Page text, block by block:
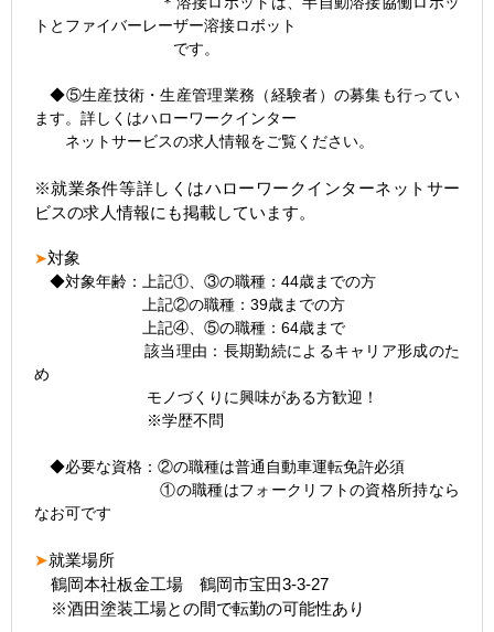
トとファイバーレーザー溶接ロボット
です。
◆⑤生産技術・生産管理業務（経験者）の募集も行ってい
ます。詳しくはハローワークインター
ネットサービスの求人情報をご覧ください。
※就業条件等詳しくはハローワークインターネットサー
ビスの求人情報にも掲載しています。
➤対象
◆対象年齢：上記①、③の職種：44歳までの方
上記②の職種：39歳までの方
上記④、⑤の職種：64歳まで
該当理由：長期勤続によるキャリア形成のた
め
モノづくりに興味がある方歓迎！
※学歴不問
◆必要な資格：②の職種は普通自動車運転免許必須
①の職種はフォークリフトの資格所持なら
なお可です
➤就業場所
鶴岡本社板金工場 鶴岡市宝田3-3-27
※酒田塗装工場との間で転勤の可能性あり